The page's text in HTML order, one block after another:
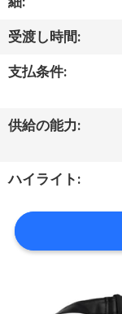
い
て
工
旅
行
受渡し時間:
支払条件:
供給の能力:
ハイライト: